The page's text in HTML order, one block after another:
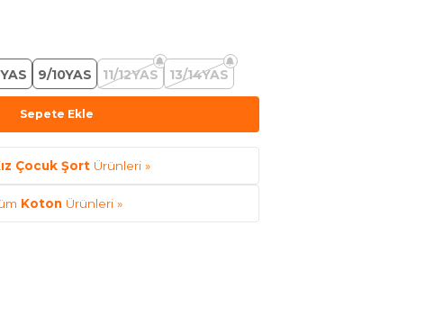
9/10YAS 11/12YAS 13/14YAS
Sepete Ekle
Çocuk Şort Ürünleri »
KotonÜrünleri »